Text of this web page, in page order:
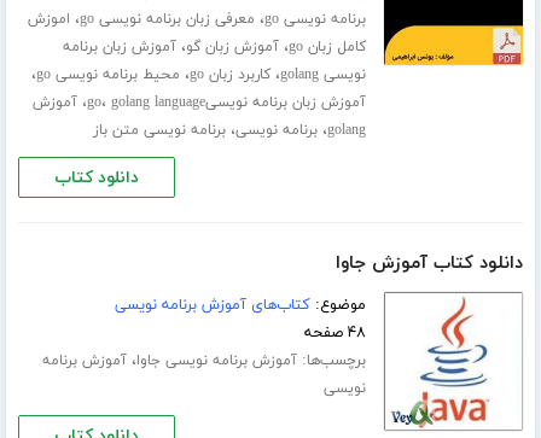
برنامه نویسی go
، معرفی زبان برنامه نویسی go ، اموزش
کامل زبان go
،آموزش زبان گو،آموزش زبان برنامه
نویسی golang
،کاربرد زبان go ، محیط برنامه نویسی go ،
آموزش زبان برنامه نویسیgo ، golang language ،آموزش
golang،برنامه نویسی،برنامه نویسی متن باز
دانلود کتاب
دانلود کتاب آموزش جاوا
موضوع:کتاب‌های آموزش برنامه نویسی
۴۸ صفحه
برچسب‌ها:آموزش برنامه نویسی جاوا،آموزش برنامه
نویسی